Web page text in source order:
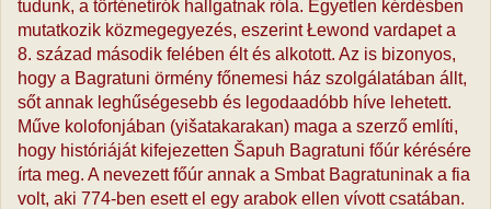
tudunk, a történetírók hallgatnak róla. Egyetlen kérdésben
mutatkozik közmegegyezés, eszerint Łewond vardapet a
8. század második felében élt és alkotott. Az is bizonyos,
hogy a Bagratuni örmény főnemesi ház szolgálatában állt,
sőt annak leghűségesebb és legodaadóbb híve lehetett.
Műve kolofonjában (yišatakarakan) maga a szerző említi,
hogy históriáját kifejezetten Šapuh Bagratuni főúr kérésére
írta meg. A nevezett főúr annak a Smbat Bagratuninak a fia
volt, aki 774-ben esett el egy arabok ellen vívott csatában.